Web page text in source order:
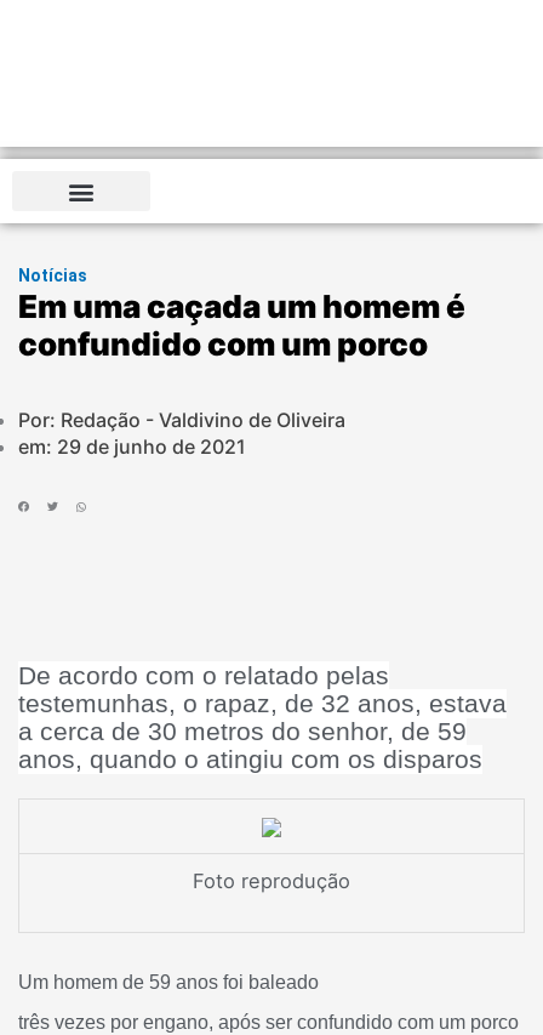
Notícias
Em uma caçada um homem é
confundido com um porco
Por: Redação - Valdivino de Oliveira
em: 29 de junho de 2021
De acordo com o relatado pelas
testemunhas, o rapaz, de 32 anos, estava
a cerca de 30 metros do senhor, de 59
anos, quando o atingiu com os disparos
Foto reprodução
Um homem de 59 anos foi baleado
três vezes por engano, após ser confundido com um porco